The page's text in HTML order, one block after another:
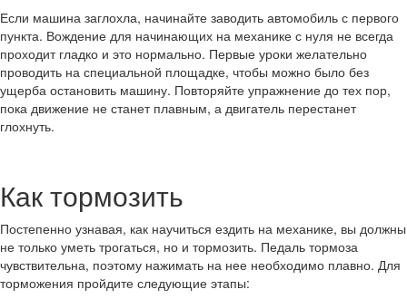
Если машина заглохла, начинайте заводить автомобиль с первого
пункта. Вождение для начинающих на механике с нуля не всегда
проходит гладко и это нормально. Первые уроки желательно
проводить на специальной площадке, чтобы можно было без
ущерба остановить машину. Повторяйте упражнение до тех пор,
пока движение не станет плавным, а двигатель перестанет
глохнуть.
Как тормозить
Постепенно узнавая, как научиться ездить на механике, вы должны
не только уметь трогаться, но и тормозить. Педаль тормоза
чувствительна, поэтому нажимать на нее необходимо плавно. Для
торможения пройдите следующие этапы: